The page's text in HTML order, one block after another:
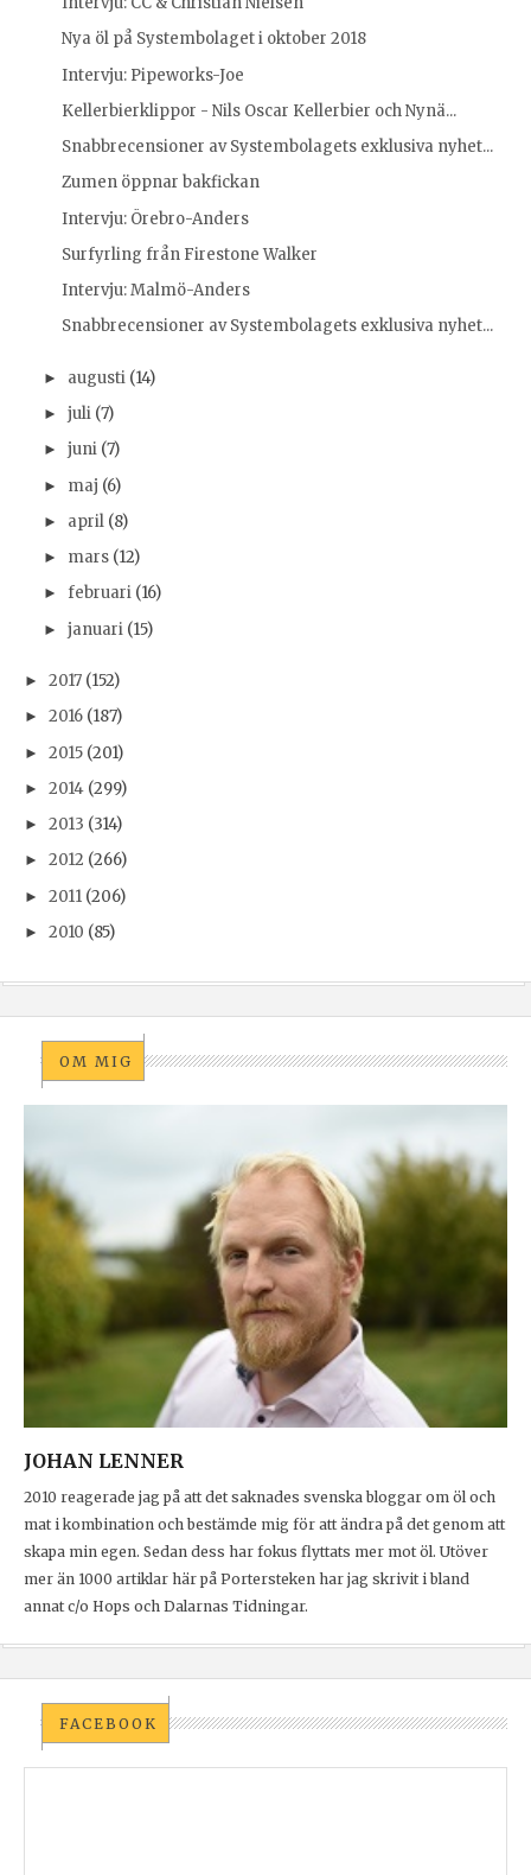
Nya öl på Systembolaget i oktober 2018
Intervju: Pipeworks-Joe
Kellerbierklippor - Nils Oscar Kellerbier och Nynä...
Snabbrecensioner av Systembolagets exklusiva nyhet...
Zumen öppnar bakfickan
Intervju: Örebro-Anders
Surfyrling från Firestone Walker
Intervju: Malmö-Anders
Snabbrecensioner av Systembolagets exklusiva nyhet...
► augusti (14)
► juli (7)
► juni (7)
► maj (6)
► april (8)
► mars (12)
► februari (16)
► januari (15)
► 2017 (152)
► 2016 (187)
► 2015 (201)
► 2014 (299)
► 2013 (314)
► 2012 (266)
► 2011 (206)
► 2010 (85)
OM MIG
JOHAN LENNER
2010 reagerade jag på att det saknades svenska bloggar om öl och
mat i kombination och bestämde mig för att ändra på det genom att
skapa min egen. Sedan dess har fokus flyttats mer mot öl. Utöver
mer än 1000 artiklar här på Portersteken har jag skrivit i bland
annat c/o Hops och Dalarnas Tidningar.
FACEBOOK